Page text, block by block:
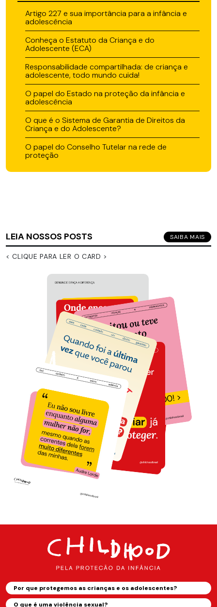
Artigo 227 e sua importância para a infância e
adolescência
Conheça o Estatuto da Criança e do
Adolescente (ECA)
Responsabilidade compartilhada: de criança e
adolescente, todo mundo cuida!
O papel do Estado na proteção da infância e
adolescência
O que é o Sistema de Garantia de Direitos da
Criança e do Adolescente?
O papel do Conselho Tutelar na rede de
proteção
LEIA NOSSOS POSTS SAIBA MAIS
< CLIQUE PARA LER O CARD >
Por que protegemos as crianças e os adolescentes?
O que é uma violência sexual?